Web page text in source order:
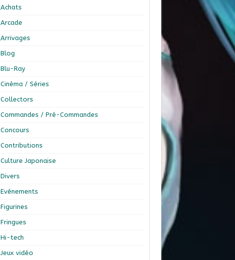
Achats
Arcade
Arrivages
Blog
Blu-Ray
Cinéma / Séries
Collectors
Commandes / Pré-Commandes
Concours
Contributions
Culture Japonaise
Divers
Evénements
Figurines
Fringues
Hi-tech
Jeux vidéo